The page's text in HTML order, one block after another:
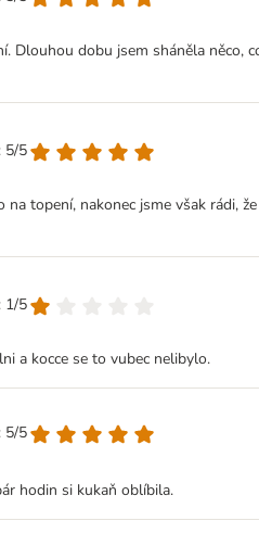
Dlouhou dobu jsem sháněla
5/5
topení, nakonec jsme však rádi,
1/5
a kocce se to vubec nelibylo.
5/5
hodin si kukaň oblíbila.